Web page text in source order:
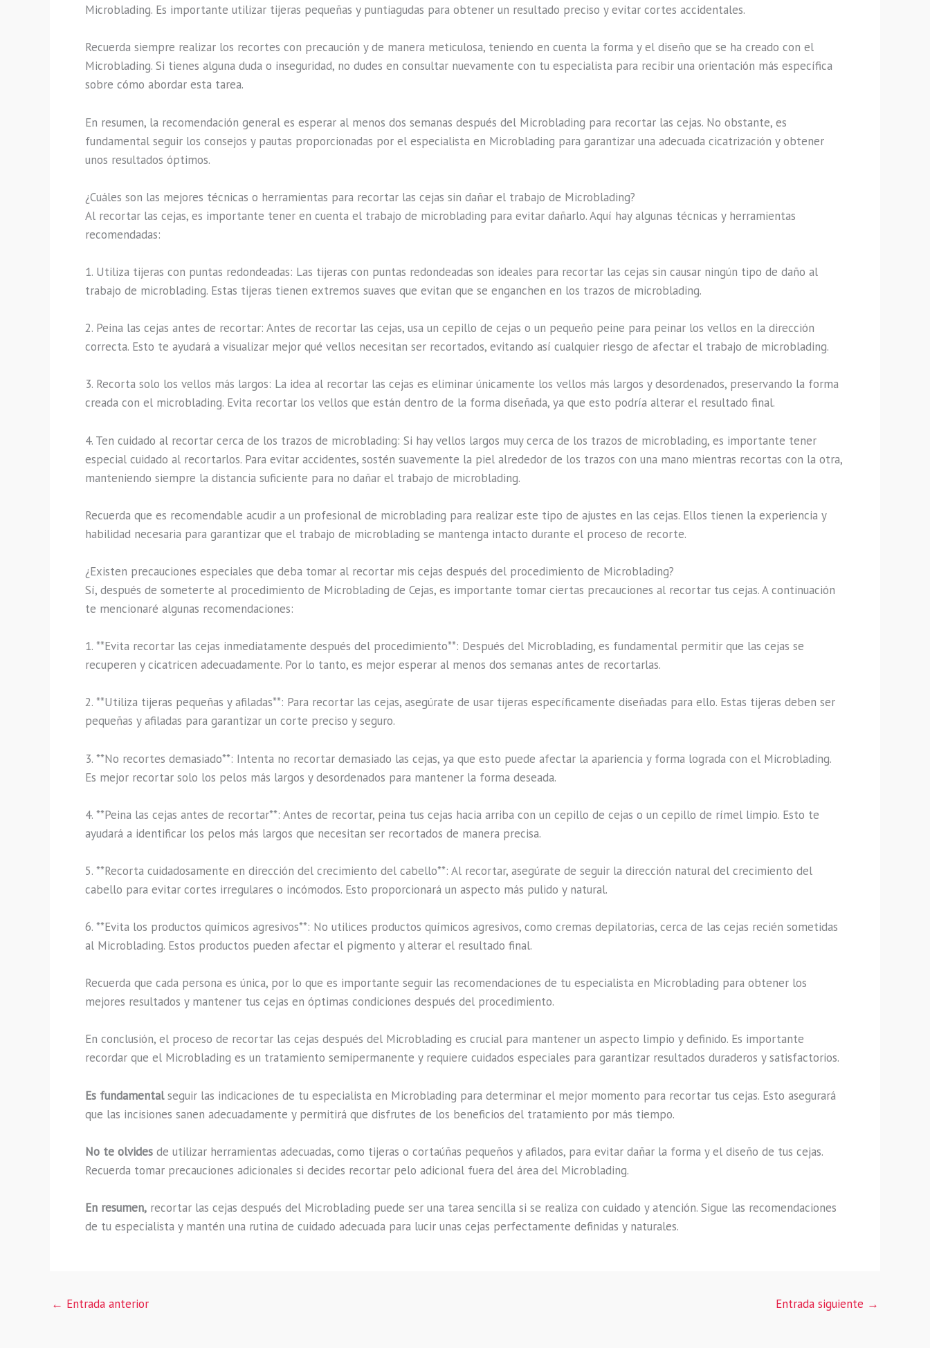
Microblading. Es importante utilizar tijeras pequeñas y puntiagudas para obtener un resultado preciso y evitar cortes accidentales.
Recuerda siempre realizar los recortes con precaución y de manera meticulosa, teniendo en cuenta la forma y el diseño que se ha creado con el
Microblading. Si tienes alguna duda o inseguridad, no dudes en consultar nuevamente con tu especialista para recibir una orientación más específica
sobre cómo abordar esta tarea.
En resumen, la recomendación general es esperar al menos dos semanas después del Microblading para recortar las cejas. No obstante, es
fundamental seguir los consejos y pautas proporcionadas por el especialista en Microblading para garantizar una adecuada cicatrización y obtener
unos resultados óptimos.
¿Cuáles son las mejores técnicas o herramientas para recortar las cejas sin dañar el trabajo de Microblading?
Al recortar las cejas, es importante tener en cuenta el trabajo de microblading para evitar dañarlo. Aquí hay algunas técnicas y herramientas
recomendadas:
1. Utiliza tijeras con puntas redondeadas: Las tijeras con puntas redondeadas son ideales para recortar las cejas sin causar ningún tipo de daño al
trabajo de microblading. Estas tijeras tienen extremos suaves que evitan que se enganchen en los trazos de microblading.
2. Peina las cejas antes de recortar: Antes de recortar las cejas, usa un cepillo de cejas o un pequeño peine para peinar los vellos en la dirección
correcta. Esto te ayudará a visualizar mejor qué vellos necesitan ser recortados, evitando así cualquier riesgo de afectar el trabajo de microblading.
3. Recorta solo los vellos más largos: La idea al recortar las cejas es eliminar únicamente los vellos más largos y desordenados, preservando la forma
creada con el microblading. Evita recortar los vellos que están dentro de la forma diseñada, ya que esto podría alterar el resultado final.
4. Ten cuidado al recortar cerca de los trazos de microblading: Si hay vellos largos muy cerca de los trazos de microblading, es importante tener
especial cuidado al recortarlos. Para evitar accidentes, sostén suavemente la piel alrededor de los trazos con una mano mientras recortas con la otra,
manteniendo siempre la distancia suficiente para no dañar el trabajo de microblading.
Recuerda que es recomendable acudir a un profesional de microblading para realizar este tipo de ajustes en las cejas. Ellos tienen la experiencia y
habilidad necesaria para garantizar que el trabajo de microblading se mantenga intacto durante el proceso de recorte.
¿Existen precauciones especiales que deba tomar al recortar mis cejas después del procedimiento de Microblading?
Sí, después de someterte al procedimiento de Microblading de Cejas, es importante tomar ciertas precauciones al recortar tus cejas. A continuación
te mencionaré algunas recomendaciones:
1. **Evita recortar las cejas inmediatamente después del procedimiento**: Después del Microblading, es fundamental permitir que las cejas se
recuperen y cicatricen adecuadamente. Por lo tanto, es mejor esperar al menos dos semanas antes de recortarlas.
2. **Utiliza tijeras pequeñas y afiladas**: Para recortar las cejas, asegúrate de usar tijeras específicamente diseñadas para ello. Estas tijeras deben ser
pequeñas y afiladas para garantizar un corte preciso y seguro.
3. **No recortes demasiado**: Intenta no recortar demasiado las cejas, ya que esto puede afectar la apariencia y forma lograda con el Microblading.
Es mejor recortar solo los pelos más largos y desordenados para mantener la forma deseada.
4. **Peina las cejas antes de recortar**: Antes de recortar, peina tus cejas hacia arriba con un cepillo de cejas o un cepillo de rímel limpio. Esto te
ayudará a identificar los pelos más largos que necesitan ser recortados de manera precisa.
5. **Recorta cuidadosamente en dirección del crecimiento del cabello**: Al recortar, asegúrate de seguir la dirección natural del crecimiento del
cabello para evitar cortes irregulares o incómodos. Esto proporcionará un aspecto más pulido y natural.
6. **Evita los productos químicos agresivos**: No utilices productos químicos agresivos, como cremas depilatorias, cerca de las cejas recién sometidas
al Microblading. Estos productos pueden afectar el pigmento y alterar el resultado final.
Recuerda que cada persona es única, por lo que es importante seguir las recomendaciones de tu especialista en Microblading para obtener los
mejores resultados y mantener tus cejas en óptimas condiciones después del procedimiento.
En conclusión, el proceso de recortar las cejas después del Microblading es crucial para mantener un aspecto limpio y definido. Es importante
recordar que el Microblading es un tratamiento semipermanente y requiere cuidados especiales para garantizar resultados duraderos y satisfactorios.
Es fundamentalseguir las indicaciones de tu especialista en Microblading para determinar el mejor momento para recortar tus cejas. Esto asegurará
que las incisiones sanen adecuadamente y permitirá que disfrutes de los beneficios del tratamiento por más tiempo.
No te olvides de utilizar herramientas adecuadas, como tijeras o cortaúñas pequeños y afilados, para evitar dañar la forma y el diseño de tus cejas.
Recuerda tomar precauciones adicionales si decides recortar pelo adicional fuera del área del Microblading.
En resumen, recortar las cejas después del Microblading puede ser una tarea sencilla si se realiza con cuidado y atención. Sigue las recomendaciones
de tu especialista y mantén una rutina de cuidado adecuada para lucir unas cejas perfectamente definidas y naturales.
← Entrada anterior Entrada siguiente →